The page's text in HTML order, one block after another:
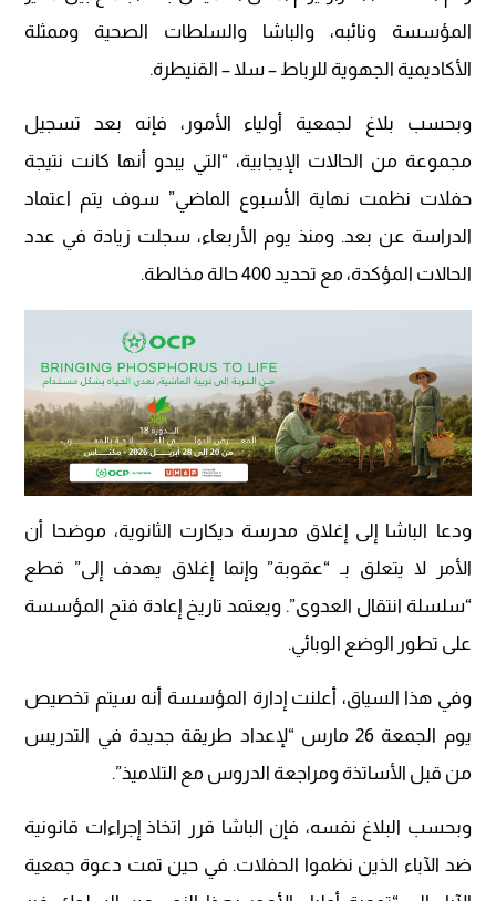
المؤسسة ونائبه، والباشا والسلطات الصحية وممثلة
الأكاديمية الجهوية للرباط – سلا – القنيطرة.
وبحسب بلاغ لجمعية أولياء الأمور، فإنه بعد تسجيل
مجموعة من الحالات الإيجابية، “التي يبدو أنها كانت نتيجة
حفلات نظمت نهاية الأسبوع الماضي” سوف يتم اعتماد
الدراسة عن بعد. ومنذ يوم الأربعاء، سجلت زيادة في عدد
الحالات المؤكدة، مع تحديد 400 حالة مخالطة.
ودعا الباشا إلى إغلاق مدرسة ديكارت الثانوية، موضحا أن
الأمر لا يتعلق بـ “عقوبة” وإنما إغلاق يهدف إلى” قطع
“سلسلة انتقال العدوى”. ويعتمد تاريخ إعادة فتح المؤسسة
على تطور الوضع الوبائي.
وفي هذا السياق، أعلنت إدارة المؤسسة أنه سيتم تخصيص
يوم الجمعة 26 مارس “لإعداد طريقة جديدة في التدريس
من قبل الأساتذة ومراجعة الدروس مع التلاميذ”.
وبحسب البلاغ نفسه، فإن الباشا قرر اتخاذ إجراءات قانونية
ضد الآباء الذين نظموا الحفلات. في حين تمت دعوة جمعية